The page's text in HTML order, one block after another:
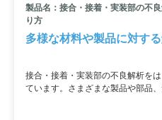
製品名：接合・接着・実装部の不
り方
多様な材料や製品に対す
接合・接着・実装部の不良解析を
ています。さまざまな製品や部品
造解析、良品解析、信頼性評価な
術の進め方について詳しくご紹介